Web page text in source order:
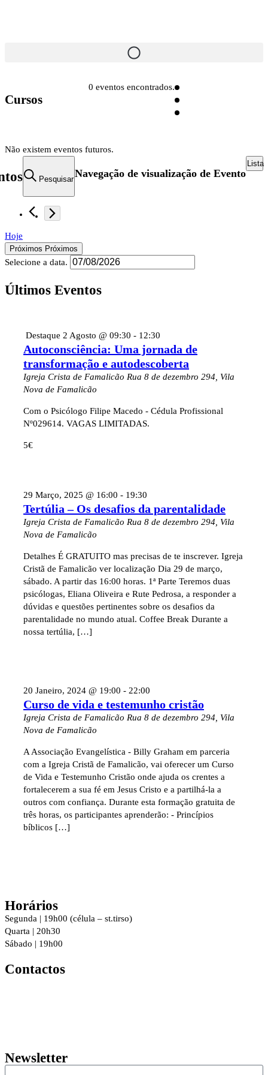
0 eventos encontrados.
Cursos
Não existem eventos futuros.
PesquisarNavegação de visualização de Evento
Lista
Hoje
Próximos Próximos
Selecione a data.
Últimos Eventos
Destaque 2 Agosto @ 09:30 - 12:30
Autoconsciência: Uma jornada de
transformação e autodescoberta
Igreja Crista de Famalicão Rua 8 de dezembro 294, Vila
Nova de Famalicão
Com o Psicólogo Filipe Macedo - Cédula Profissional
Nº029614. VAGAS LIMITADAS.
5€
29 Março, 2025 @ 16:00 - 19:30
Tertúlia – Os desafios da parentalidade
Igreja Crista de Famalicão Rua 8 de dezembro 294, Vila
Nova de Famalicão
Detalhes É GRATUITO mas precisas de te inscrever. Igreja
Cristã de Famalicão ver localização Dia 29 de março,
sábado. A partir das 16:00 horas. 1ª Parte Teremos duas
psicólogas, Eliana Oliveira e Rute Pedrosa, a responder a
dúvidas e questões pertinentes sobre os desafios da
parentalidade no mundo atual. Coffee Break Durante a
nossa tertúlia, […]
20 Janeiro, 2024 @ 19:00 - 22:00
Curso de vida e testemunho cristão
Igreja Crista de Famalicão Rua 8 de dezembro 294, Vila
Nova de Famalicão
A Associação Evangelística - Billy Graham em parceria
com a Igreja Cristã de Famalicão, vai oferecer um Curso
de Vida e Testemunho Cristão onde ajuda os crentes a
fortalecerem a sua fé em Jesus Cristo e a partilhá-la a
outros com confiança. Durante esta formação gratuita de
três horas, os participantes aprenderão: - Princípios
bíblicos […]
Horários
Segunda | 19h00 (célula – st.tirso)
Quarta | 20h30
Sábado | 19h00
Contactos
Newsletter